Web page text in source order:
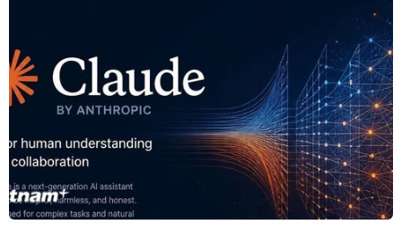
Khoản hỗ trợ tài chính này nằm trong chương trình gia
hạn và mở rộng đối tượng hỗ trợ tài chính đặc biệt có
giá trị lên tới 23 tỷ đồng mà AIA Việt Nam dành cho
nhân viên y tế tuyến đầu chống dịch.